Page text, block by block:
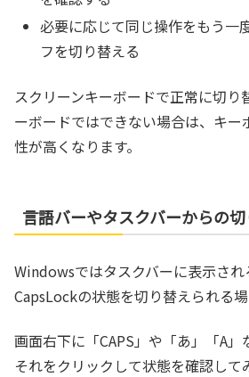
必要に応じて同じ操作をもう一
フを切り替える
スクリーンキーボードで正常に切り
ーボードではできない場合は、キ
性が高くなります。
言語バーやタスクバーからの
Windowsではタスクバーに表示され
CapsLockの状態を切り替えられる場
画面右下に「CAPS」や「あ」「A」
それをクリックして状態を確認して